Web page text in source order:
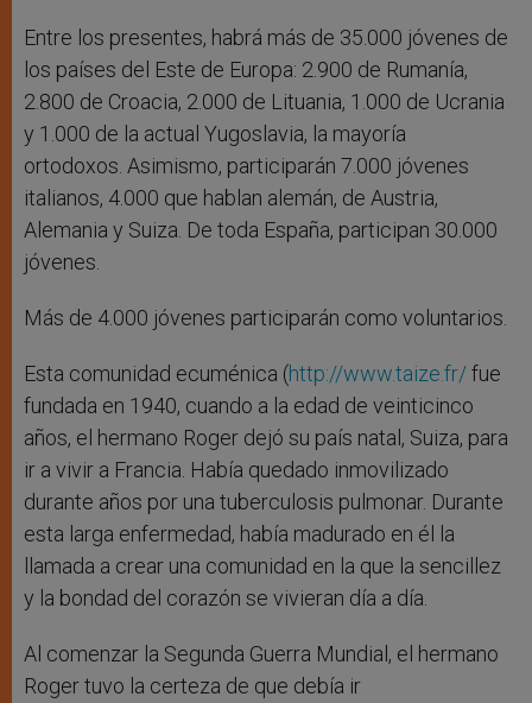
Entre los presentes, habrá más de 35.000 jóvenes de
los países del Este de Europa: 2.900 de Rumanía,
2.800 de Croacia, 2.000 de Lituania, 1.000 de Ucrania
y 1.000 de la actual Yugoslavia, la mayoría
ortodoxos. Asimismo, participarán 7.000 jóvenes
italianos, 4.000 que hablan alemán, de Austria,
Alemania y Suiza. De toda España, participan 30.000
jóvenes.
Más de 4.000 jóvenes participarán como voluntarios.
Esta comunidad ecuménica (http://www.taize.fr/fue
fundada en 1940, cuando a la edad de veinticinco
años, el hermano Roger dejó su país natal, Suiza, para
ir a vivir a Francia. Había quedado inmovilizado
durante años por una tuberculosis pulmonar. Durante
esta larga enfermedad, había madurado en él la
llamada a crear una comunidad en la que la sencillez
y la bondad del corazón se vivieran día a día.
Al comenzar la Segunda Guerra Mundial, el hermano
Roger tuvo la certeza de que debía ir